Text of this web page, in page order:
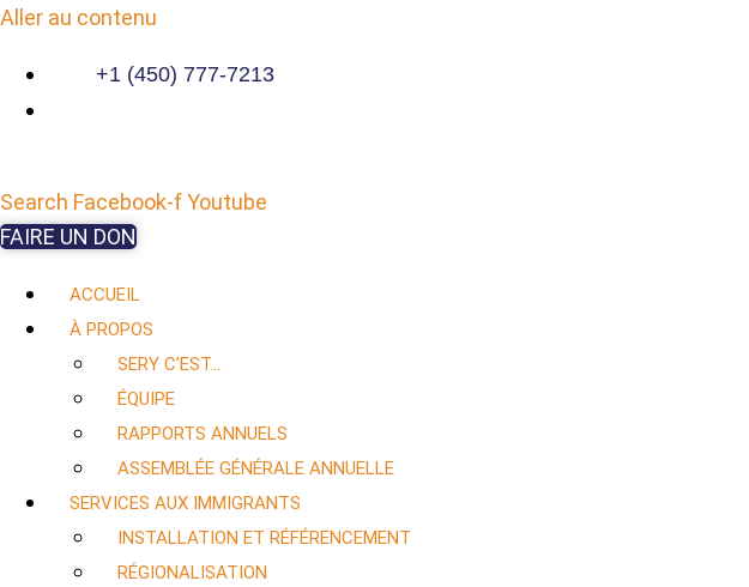
Aller au contenu
+1 (450) 777-7213
Search Facebook-fYoutube
FAIRE UN DON
ACCUEIL
À PROPOS
SERY C’EST…
ÉQUIPE
RAPPORTS ANNUELS
ASSEMBLÉE GÉNÉRALE ANNUELLE
SERVICES AUX IMMIGRANTS
INSTALLATION ET RÉFÉRENCEMENT
RÉGIONALISATION